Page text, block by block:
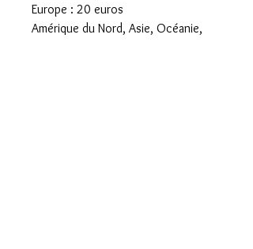
Europe : 20 euros
Amérique du Nord, Asie, Océanie,